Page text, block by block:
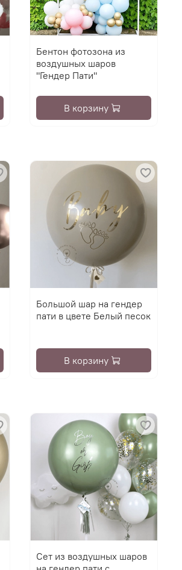
Бентон фотозона из
воздушных шаров
"Гендер Пати"
В корзину
Большой шар на гендер
пати в цвете Белый песок
В корзину
Сет из воздушных шаров